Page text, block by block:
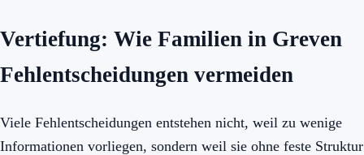
Vertiefung: Wie Familien in Greven
Fehlentscheidungen vermeiden
Viele Fehlentscheidungen entstehen nicht, weil zu wenige
Informationen vorliegen, sondern weil sie ohne feste Struktur